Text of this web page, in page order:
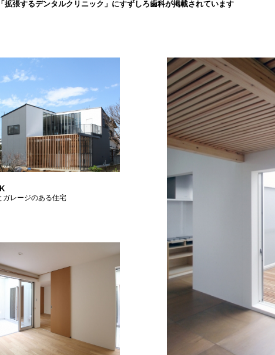
拡張するデンタルクリニック」にすずしろ歯科が掲載されています
ガレージのある住宅